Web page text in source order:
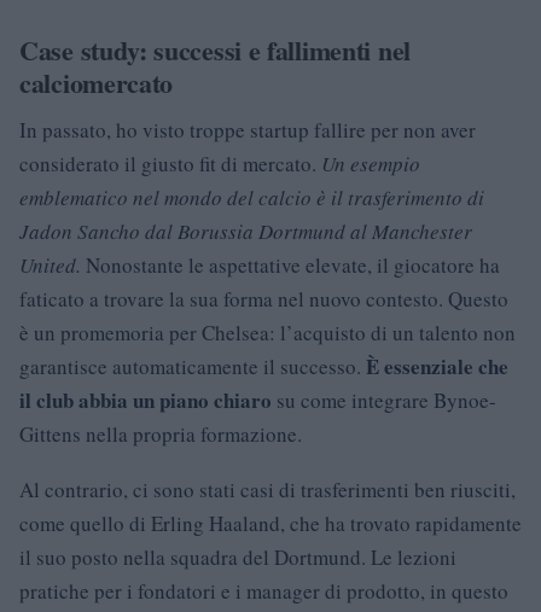
Case study: successi e fallimenti nel
calciomercato
In passato, ho visto troppe startup fallire per non aver
considerato il giusto fit di mercato. Un esempio
emblematico nel mondo del calcio è il trasferimento di
Jadon Sancho dal Borussia Dortmund al Manchester
United. Nonostante le aspettative elevate, il giocatore ha
faticato a trovare la sua forma nel nuovo contesto. Questo
è un promemoria per Chelsea: l’acquisto di un talento non
garantisce automaticamente il successo. È essenziale che
il club abbia un piano chiaro su come integrare Bynoe-
Gittens nella propria formazione.
Al contrario, ci sono stati casi di trasferimenti ben riusciti,
come quello di Erling Haaland, che ha trovato rapidamente
il suo posto nella squadra del Dortmund. Le lezioni
pratiche per i fondatori e i manager di prodotto, in questo